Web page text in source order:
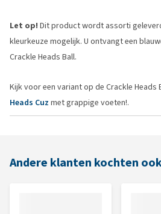
Let op! Dit product wordt assorti
kleurkeuze mogelijk. U ontvangt een
Crackle Heads Ball.
Kijk voor een variant op de Crackle Heads
Heads Cuz met grappige voeten!.
Andere klanten kochten